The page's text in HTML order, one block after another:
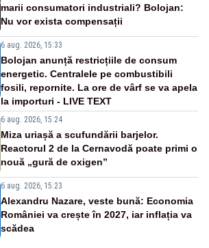
marii consumatori industriali? Bolojan:
Nu vor exista compensații
6 aug. 2026, 15:33
Bolojan anunță restricțiile de consum
energetic. Centralele pe combustibili
fosili, repornite. La ore de vârf se va apela
la importuri - LIVE TEXT
6 aug. 2026, 15:24
Miza uriașă a scufundării barjelor.
Reactorul 2 de la Cernavodă poate primi o
nouă „gură de oxigen”
6 aug. 2026, 15:23
Alexandru Nazare, veste bună: Economia
României va crește în 2027, iar inflația va
scădea